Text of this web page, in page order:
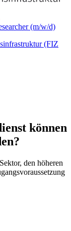
(m/w/d)
(FIZ
können
den höheren